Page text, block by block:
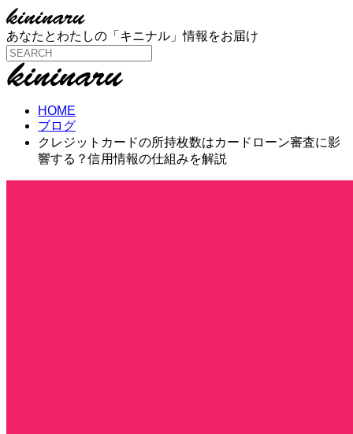
あなたとわたしの「キニナル」情報をお届け
HOME
ブログ
クレジットカードの所持枚数はカードローン審査に影
響する？信用情報の仕組みを解説